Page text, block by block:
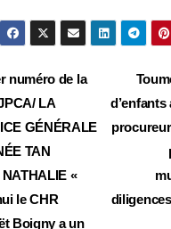
numéro de la
LA
GÉNÉRALE
TAN
«
le CHR
Boigny a un